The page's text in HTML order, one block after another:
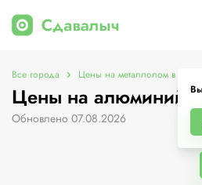
Все города Цены на металлолом в
Цены на алюминий
Обновлено 07.08.2026